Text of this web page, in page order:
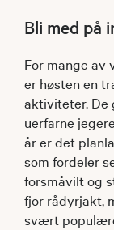
Bli med på
For mange av
er høsten en
aktiviteter. De
uerfarne
år er det
som fordeler
forsmåvilt og
fjor rådyrjakt,
svært